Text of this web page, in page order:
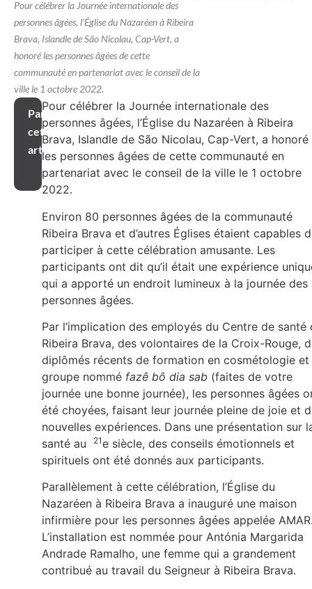
Pour célébrer la Journée internationale des
personnes âgées, l'Église du Nazaréen à Ribeira
Brava, Islandle de São Nicolau, Cap-Vert, a
honoré les personnes âgées de cette
communauté en partenariat avec le conseil de la
ville le 1 octobre 2022.
Partager
cet
article
Pour célébrer la Journée internationale des
personnes âgées, l’Église du Nazaréen à Ribeira
Brava, Islandle de São Nicolau, Cap-Vert, a honoré
les personnes âgées de cette communauté en
partenariat avec le conseil de la ville le 1 octobre
2022.
Environ 80 personnes âgées de la communauté
Ribeira Brava et d’autres Églises étaient capables
participer à cette célébration amusante. Les
participants ont dit qu’il était une expérience
qui a apporté un endroit lumineux à la journée des
personnes âgées.
Par l’implication des employés du Centre de santé
Ribeira Brava, des volontaires de la Croix-Rouge,
diplômés récents de formation en cosmétologie et
groupe nommé fazê bô dia sab (faites de votre
journée une bonne journée), les personnes âgées
été choyées, faisant leur journée pleine de joie et
nouvelles expériences. Dans une présentation sur
santé au
21e siècle, des conseils émotionnels et
spirituels ont été donnés aux participants.
Parallèlement à cette célébration, l’Église du
Nazaréen à Ribeira Brava a inauguré une maison
infirmière pour les personnes âgées appelée
L’installation est nommée pour Antónia Margarida
Andrade Ramalho, une femme qui a grandement
contribué au travail du Seigneur à Ribeira Brava.